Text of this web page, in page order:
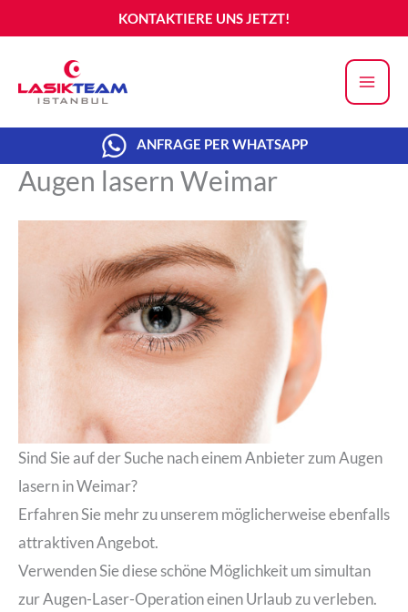
Inhalt
KONTAKTIERE UNS JETZT!
ANFRAGE PER WHATSAPP
Augen lasern Weimar
Sind Sie auf der Suche nach einem Anbieter zum Augen
lasern in Weimar?
Erfahren Sie mehr zu unserem möglicherweise ebenfalls
attraktiven Angebot.
Verwenden Sie diese schöne Möglichkeit um simultan
zur Augen-Laser-Operation einen Urlaub zu verleben.